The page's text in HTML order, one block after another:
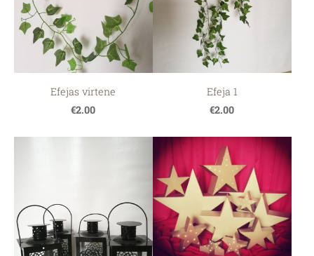
Efejas virtene
€2.00
Efeja 1
€2.00